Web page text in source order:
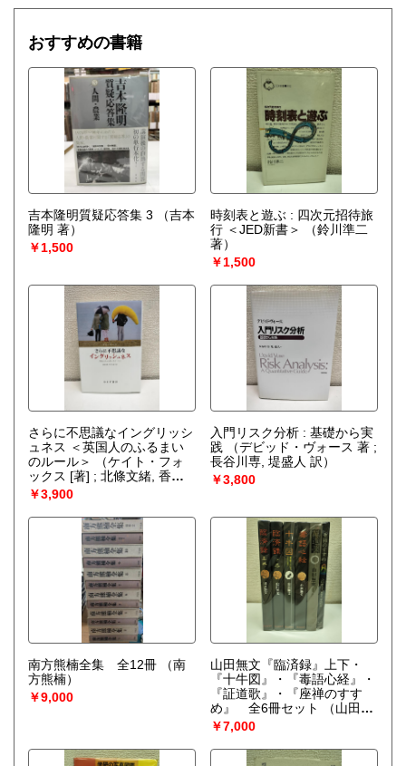
おすすめの書籍
吉本隆明質疑応答集 3
（吉本
隆明 著）
￥1,500
時刻表と遊ぶ : 四次元招待旅
行 ＜JED新書＞
（鈴川準二
著）
￥1,500
さらに不思議なイングリッシ
ュネス ＜英国人のふるまい
のルール＞
（ケイト・フォ
ックス [著] ; 北條文緒, 香川
由紀子訳）
￥3,900
入門リスク分析 : 基礎から実
践
（デビッド・ヴォース 著 ;
長谷川専, 堤盛人 訳）
￥3,800
南方熊楠全集 全12冊
（南
方熊楠）
￥9,000
山田無文『臨済録』上下・
『十牛図』・『毒語心経』・
『証道歌』・『座禅のすす
め』 全6冊セット
（山田無
文）
￥7,000